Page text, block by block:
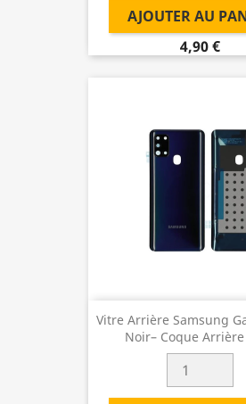
AJOUTER AU
4,90 €
Vitre Arrière Samsung
Noir– Coque Arrière